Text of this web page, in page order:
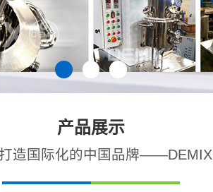
产品展示
造国际化的中国品牌——DEMIX